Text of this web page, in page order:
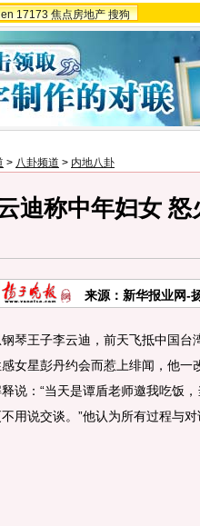
17173 焦点房地产 搜狗
> 八卦频道 > 内地八卦
迪称中年妇女 怒
来源：新华报业网-
王子李云迪，前天飞抵中国台
女星彭丹约会而惹上绯闻，他一
说：“当天是谭盾老师邀我吃饭
用说交谈。 ”他认为所有过程与